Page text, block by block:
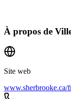
À propos de
Site web
www.sherbrooke.ca/